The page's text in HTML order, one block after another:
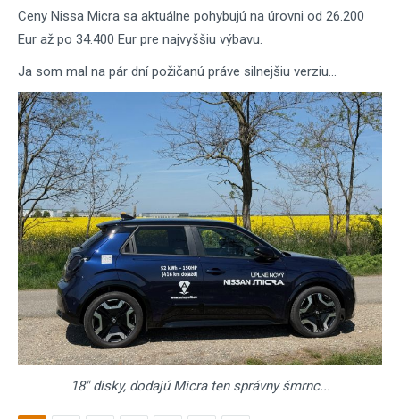
Ceny Nissa Micra sa aktuálne pohybujú na úrovni od 26.200
Eur až po 34.400 Eur pre najvyššiu výbavu.
Ja som mal na pár dní požičanú práve silnejšiu verziu...
18" disky, dodajú Micra ten správny šmrnc...